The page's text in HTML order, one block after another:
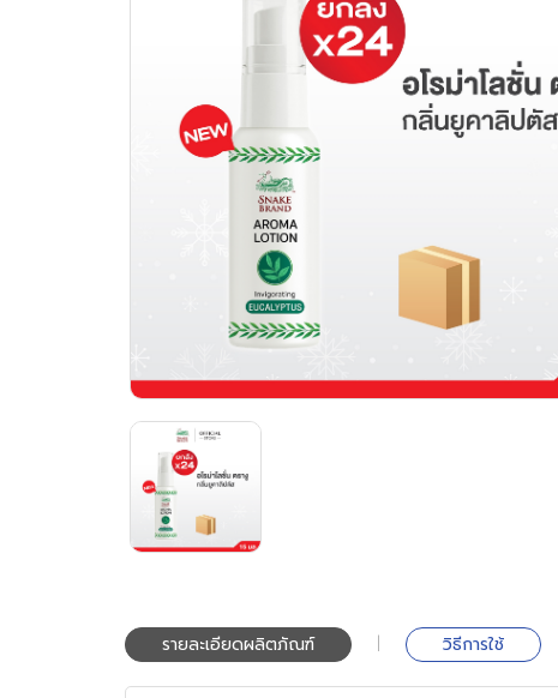
รายละเอียดผลิตภัณฑ์ | วิธีการใช้